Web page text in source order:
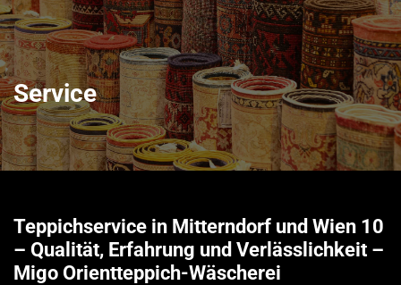
Service
Teppichservice in Mitterndorf und Wien 10
– Qualität, Erfahrung und Verlässlichkeit –
Migo Orientteppich-Wäscherei